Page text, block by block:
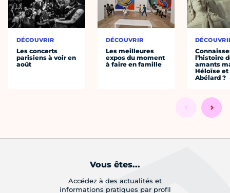
DÉCOUVRIR
Les concerts
parisiens à voir en
août
DÉCOUVRIR
Les meilleures
expos du moment
à faire en famille
l’histoire
amants
Héloïse et
Abélard ?
Vous êtes...
Accédez à des actualités et
informations pratiques par profil